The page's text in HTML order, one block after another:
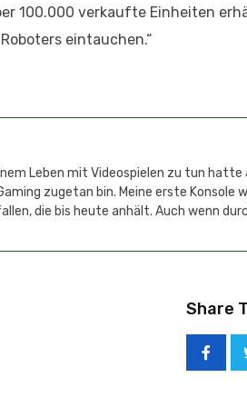
100.000 verkaufte Einheiten
eintauchen.“
Leben mit Videospielen zu tun
zugetan bin. Meine erste Konsole
die bis heute anhält. Auch wenn
Share